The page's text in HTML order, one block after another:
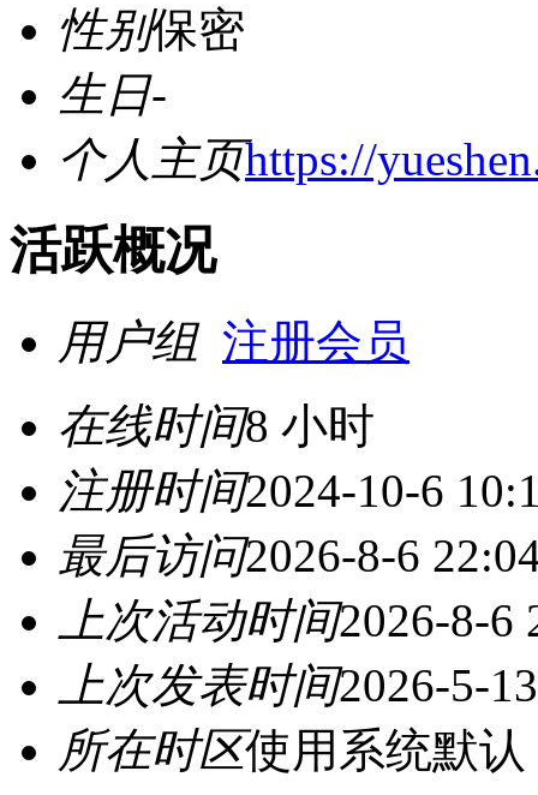
性别保密
生日-
个人主页https://
活跃概况
用户组 注册会员
在线时间8 小时
注册时间2024-10-6
最后访问2026-8-6
上次活动时间2026-8-6
上次发表时间2026-5-
所在时区使用系统默认